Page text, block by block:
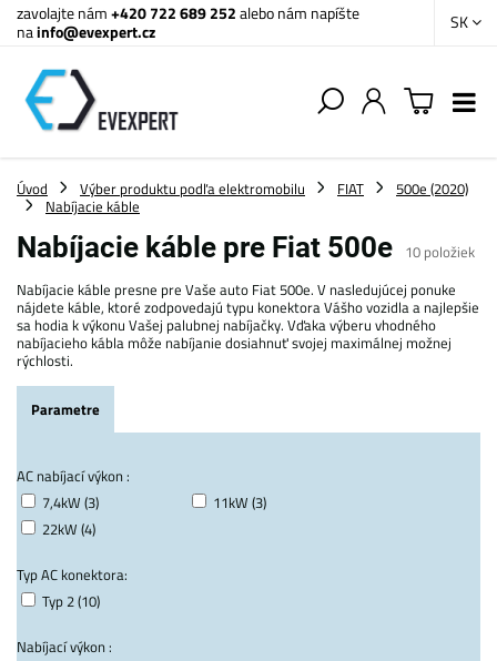
zavolajte nám+420 722 689 252alebo nám napíšte
nainfo@evexpert.cz SK
Úvod Výber produktu podľa elektromobilu FIAT
500e (2020)
Nabíjacie káble
Nabíjacie káble pre Fiat 500e 10 položiek
Nabíjacie káble presne pre Vaše auto Fiat 500e. V nasledujúcej ponuke
nájdete káble, ktoré zodpovedajú typu konektora Vášho vozidla a najlepšie
sa hodia k výkonu Vašej palubnej nabíjačky. Vďaka výberu vhodného
nabíjacieho kábla môže nabíjanie dosiahnuť svojej maximálnej možnej
rýchlosti.
Parametre
AC nabíjací výkon :
7,4kW (3)
11kW (3)
22kW (4)
Typ AC konektora:
Typ 2 (10)
Nabíjací výkon :